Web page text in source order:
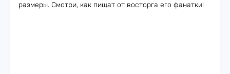
размеры. Смотри, как пищат от восторга его фанатки!